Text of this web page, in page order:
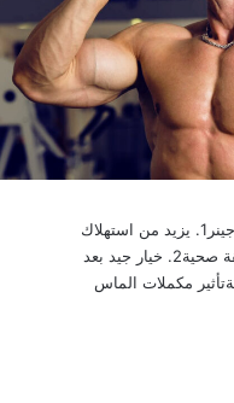
المحتويات فوائد الماس جينر1. يزيد من استهلاك
السعرات الحرارية بطريقة صحية2. خيار جيد بعد
مكملات الماس